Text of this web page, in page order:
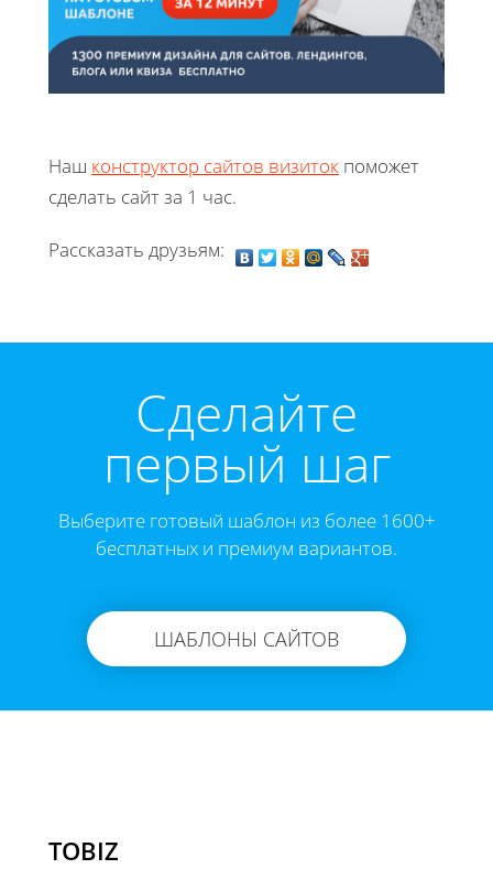
Наш конструктор сайтов визиток поможет
сделать сайт за 1 час.
Рассказать друзьям:
Cделайте
первый шаг
Выберите готовый шаблон из более 1600+
бесплатных и премиум вариантов.
ШАБЛОНЫ САЙТОВ
TOBIZ